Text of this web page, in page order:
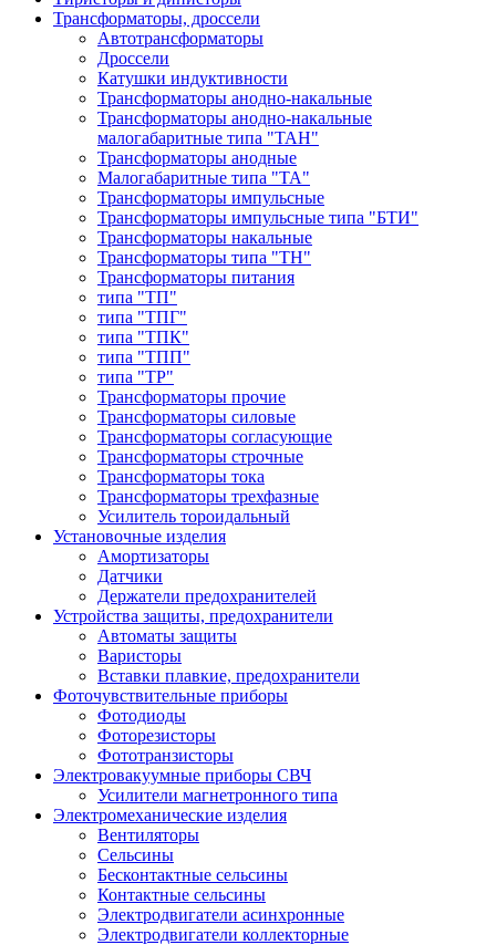
Трансформаторы, дроссели
Автотрансформаторы
Дроссели
Катушки индуктивности
Трансформаторы анодно-накальные
Трансформаторы анодно-накальные
малогабаритные типа "ТАН"
Трансформаторы анодные
Малогабаритные типа "ТА"
Трансформаторы импульсные
Трансформаторы импульсные типа "БТИ"
Трансформаторы накальные
Трансформаторы типа "ТН"
Трансформаторы питания
типа "ТП"
типа "ТПГ"
типа "ТПК"
типа "ТПП"
типа "ТР"
Трансформаторы прочие
Трансформаторы силовые
Трансформаторы согласующие
Трансформаторы строчные
Трансформаторы тока
Трансформаторы трехфазные
Усилитель тороидальный
Установочные изделия
Амортизаторы
Датчики
Держатели предохранителей
Устройства защиты, предохранители
Автоматы защиты
Варисторы
Вставки плавкие, предохранители
Фоточувствительные приборы
Фотодиоды
Фоторезисторы
Фототранзисторы
Электровакуумные приборы СВЧ
Усилители магнетронного типа
Электромеханические изделия
Вентиляторы
Сельсины
Бесконтактные сельсины
Контактные сельсины
Электродвигатели асинхронные
Электродвигатели коллекторные